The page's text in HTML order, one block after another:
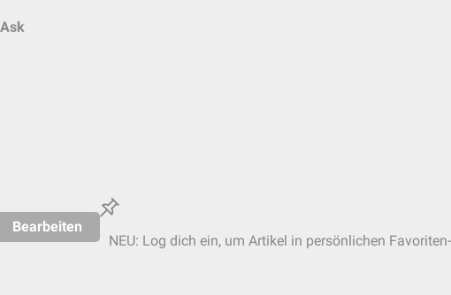
Ask
Bearbeiten
NEU: Log dich ein, um Artikel in persönlichen